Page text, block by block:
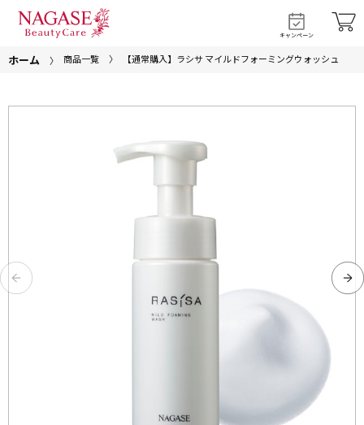
キャンペーン
ホーム 商品一覧 【通常購入】ラシサ マイルドフォーミングウォッシュ